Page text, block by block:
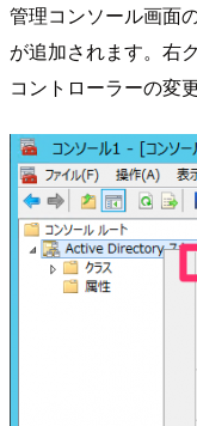
管理コンソール画面
が追加されます。右
コントローラーの変